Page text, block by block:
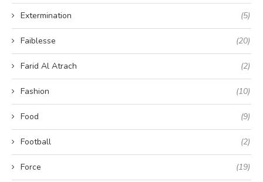
Extermination (5)
Faiblesse (20)
Farid Al Atrach (2)
Fashion (10)
Food (9)
Football (2)
Force (19)